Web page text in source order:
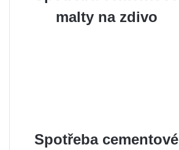
malty na zdivo
Spotřeba cementové